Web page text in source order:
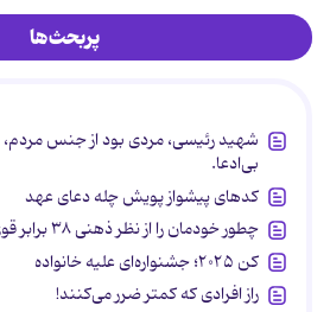
پربحث‌ها
شهید رئیسی، مردی بود از جنس مردم،
بی‌ادعا.
کدهای پیشواز پویش چله دعای عهد
چطور خودمان را از نظر ذهنی ۳۸ برابر قوی‌تر کنیم؟
کن ۲۰۲۵؛ جشنواره‌ای علیه خانواده
راز افرادی که کمتر ضرر می‌کنند!